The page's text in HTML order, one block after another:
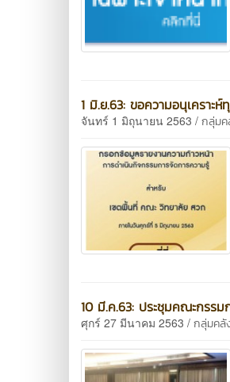
1 มิ.ย.63: ขอความอนุเคราะ
จันทร์ 1 มิถุนายน 2563 / กลุ่ม
10 มี.ค.63: ประชุมคณะกรร
ศุกร์ 27 มีนาคม 2563 / กลุ่มคลั